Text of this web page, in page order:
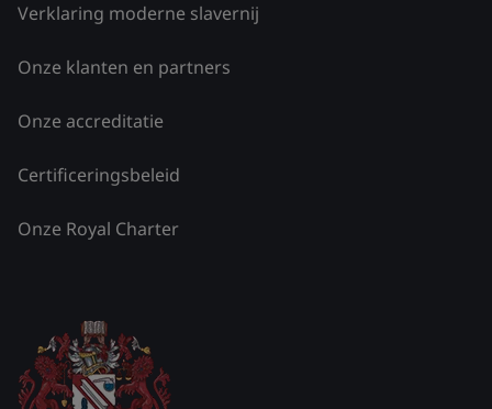
Verklaring moderne slavernij
Onze klanten en partners
Onze accreditatie
Certificeringsbeleid
Onze Royal Charter